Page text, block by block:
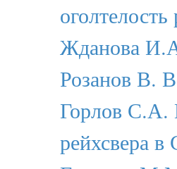
оголтелость
Жданова
Розанов В.
Горлов С.А.
рейхсвера